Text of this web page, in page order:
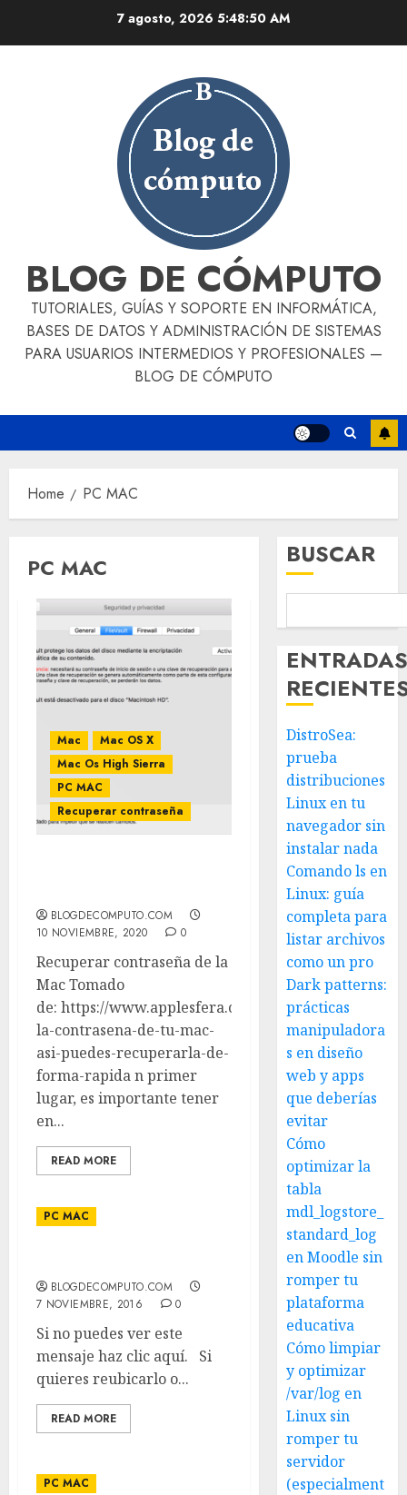
7 agosto, 20265:48:51 AM
BLOG DE CÓMPUTO
TUTORIALES, GUÍAS Y SOPORTE EN INFORMÁTICA,
BASES DE DATOS Y ADMINISTRACIÓN DE SISTEMAS
PARA USUARIOS INTERMEDIOS Y PROFESIONALES —
BLOG DE CÓMPUTO
Home PC MAC
PC MAC
Mac
Mac OS X
Mac Os High Sierra
PC MAC
Recuperar contraseña
BLOGDECOMPUTO.COM
10 NOVIEMBRE, 2020
0
Recuperar contraseña de la
Mac Tomado
de: https://www.applesfera.com/trucos/olvidaste-
la-contrasena-de-tu-mac-
asi-puedes-recuperarla-de-
forma-rapida n primer
lugar, es importante tener
en...
READ MORE
PC MAC
BLOGDECOMPUTO.COM
7 NOVIEMBRE, 2016
0
Si no puedes ver este
mensaje haz clic aquí. Si
quieres reubicarlo o...
READ MORE
PC MAC
BUSCAR
DistroSea:
prueba
distribuciones
Linux en tu
navegador sin
instalar nada
Comando ls en
Linux: guía
completa para
listar archivos
como un pro
Dark patterns:
prácticas
manipuladora
s en diseño
web y apps
que deberías
evitar
Cómo
optimizar la
tabla
mdl_logstore_
standard_log
en Moodle sin
romper tu
plataforma
educativa
Cómo limpiar
y optimizar
/var/log en
Linux sin
romper tu
servidor
(especialment